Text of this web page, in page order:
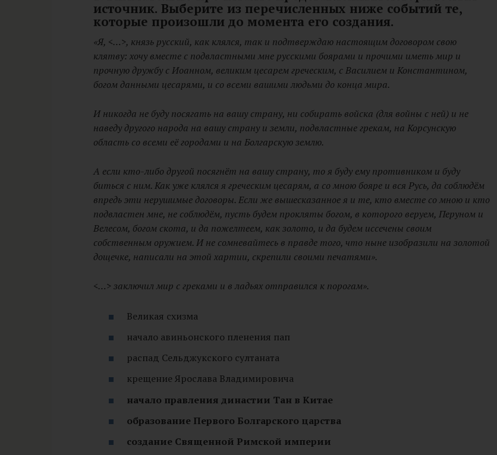
источник. Выберите из перечисленных ниже событий те,
которые произошли до момента его создания.
«Я, <…>, князь русский, как клялся, так и подтверждаю настоящим договором свою
клятву: хочу вместе с подвластными мне русскими боярами и прочими иметь мир и
прочную дружбу с Иоанном, великим цесарем греческим, с Василием и Константином,
богом данными цесарями, и со всеми вашими людьми до конца мира.
И никогда не буду посягать на вашу страну, ни собирать войска (для войны с ней) и не
наведу другого народа на вашу страну и земли, подвластные грекам, на Корсунскую
область со всеми её городами и на Болгарскую землю.
А если кто-либо другой посягнёт на вашу страну, то я буду ему противником и буду
биться с ним. Как уже клялся я греческим цесарям, а со мною бояре и вся Русь, да соблюдём
впредь эти нерушимые договоры. Если же вышесказанное я и те, кто вместе со мною и кто
подвластен мне, не соблюдём, пусть будем прокляты богом, в которого веруем, Перуном и
Велесом, богом скота, и да пожелтеем, как золото, и да будем иссечены своим
собственным оружием. И не сомневайтесь в правде того, что ныне изобразили на золотой
дощечке, написали на этой хартии, скрепили своими печатями».
<…> заключил мир с греками и в ладьях отправился к порогам».
Великая схизма
начало авиньонского пленения пап
распад Сельджукского султаната
крещение Ярослава Владимировича
начало правления династии Тан в Китае
образование Первого Болгарского царства
создание Священной Римской империи